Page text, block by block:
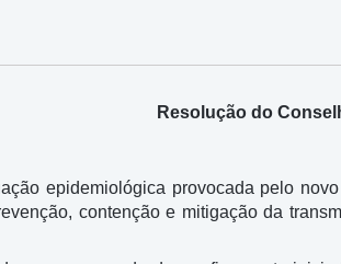
Resolução do
epidemiológica provocada pelo
contenção e mitigação da